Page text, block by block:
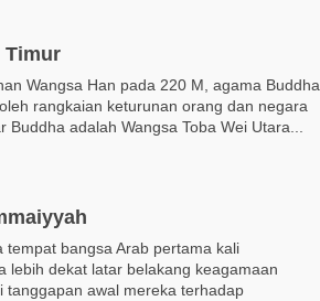
Timur
Wangsa Han pada 220 M, agama Buddha
rangkaian keturunan orang dan negara
adalah Wangsa Toba Wei Utara...
bangsa Arab pertama kali
lebih dekat latar belakang keagamaan
tanggapan awal mereka terhadap